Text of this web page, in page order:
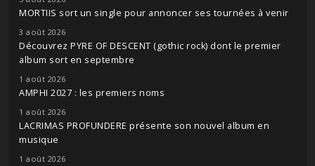
MORTIIS sort un single pour annoncer ses tournées à venir
3 août 2026
Découvrez PYRE OF DESCENT (gothic rock) dont le premier
album sort en septembre
1 août 2026
AMPHI 2027 : les premiers noms
1 août 2026
LACRIMAS PROFUNDERE présente son nouvel album en
musique
1 août 2026